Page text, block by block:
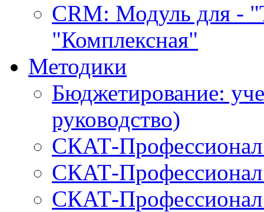
CRM: Модуль для -
"Комплексная"
Методики
Бюджетирование:
руководство)
СКАТ-
СКАТ-
СКАТ-